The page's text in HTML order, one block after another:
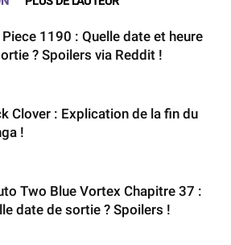
Piece 1190 : Quelle date et heure
? Spoilers via Reddit !
Clover : Explication de la fin du
!
Two Blue Vortex Chapitre 37 :
date de sortie ? Spoilers !